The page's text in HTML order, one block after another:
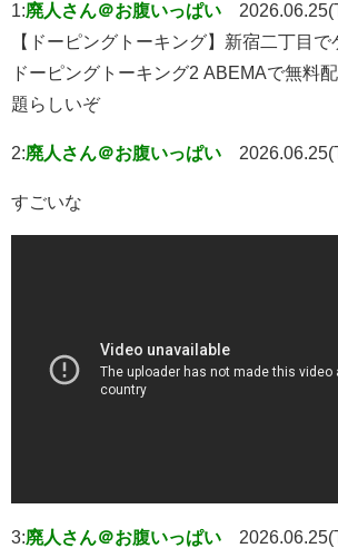
1:廃人さん＠お腹いっぱい
【ドーピングトーキング】新宿二丁目
ドーピングトーキング2 ABEMAで無料
題らしいぞ
2:廃人さん＠お腹いっぱい
すごいな
3:廃人さん＠お腹いっぱい